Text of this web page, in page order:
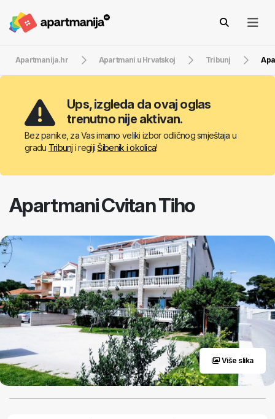
Apartmanija.hr Apartmani u Hrvatskoj Tribunj
Ups, izgleda da ovaj oglas
trenutno nije aktivan.
Bez panike, za Vas imamo veliki izbor odličnog smještaja u
gradu Tribunj i regiji Šibenik i okolica!
Apartmani Cvitan Tiho
Više slika